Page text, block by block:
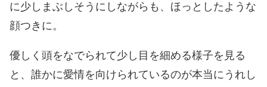
に少しまぶしそうにしながらも、ほっとしたような
顔つきに。
優しく頭をなでられて少し目を細める様子を見る
と、誰かに愛情を向けられているのが本当にうれし